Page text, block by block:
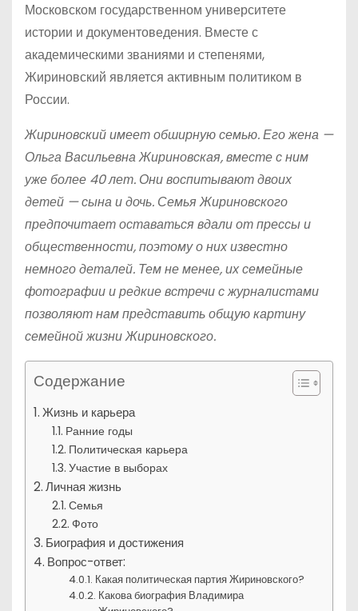
Московском государственном университете
истории и документоведения. Вместе с
академическими званиями и степенями,
Жириновский является активным политиком в
России.
Жириновский имеет обширную семью. Его жена —
Ольга Васильевна Жириновская, вместе с ним
уже более 40 лет. Они воспитывают двоих
детей — сына и дочь. Семья Жириновского
предпочитает оставаться вдали от прессы и
общественности, поэтому о них известно
немного деталей. Тем не менее, их семейные
фотографии и редкие встречи с журналистами
позволяют нам представить общую картину
семейной жизни Жириновского.
Содержание
Жизнь и карьера
Ранние годы
Политическая карьера
Участие в выборах
Личная жизнь
Семья
Фото
Биография и достижения
Вопрос-ответ:
Какая политическая партия Жириновского?
Какова биография Владимира